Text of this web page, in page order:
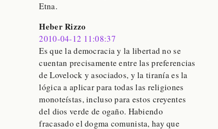
Etna.
Heber Rizzo
2010-04-12 11:08:37
Es que la democracia y la libertad no se
cuentan precisamente entre las preferencias
de Lovelock y asociados, y la tiranía es la
lógica a aplicar para todas las religiones
monoteístas, incluso para estos creyentes
del dios verde de ogaño. Habiendo
fracasado el dogma comunista, hay que